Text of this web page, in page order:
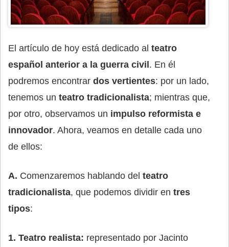
El artículo de hoy está dedicado al teatro
español anterior a la guerra civil. En él
podremos encontrar dos vertientes: por un lado,
tenemos un teatro tradicionalista; mientras que,
por otro, observamos un impulso reformista e
innovador. Ahora, veamos en detalle cada uno
de ellos:
A. Comenzaremos hablando del teatro
tradicionalista, que podemos dividir en tres
tipos:
1. Teatro realista: representado por Jacinto